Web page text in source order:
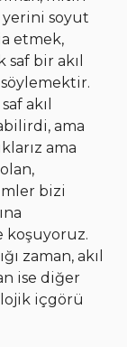
soyut
etmek,
bir akıl
akıl
ama
ama
bizi
koşuyoruz.
zaman, akıl
ise diğer
içgörü